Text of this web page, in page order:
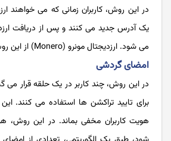
در این روش، کاربران زمانی که می خواهند
یک آدرس جدید می کنند و پس از دریافت
می شود. ارزدیجتال مونرو (Monero) از این روش استفاده می کند.
امضای گردشی
در این روش، چند کاربر در یک حلقه قرار می
برای تایید تراکشن ها استفاده می کنند.
هویت کاربران مخفی بماند. در این روش،